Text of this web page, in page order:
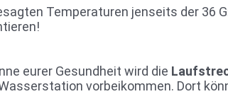
Temperaturen jenseits der 36
eurer Gesundheit wird die
vorbeikommen. Dort